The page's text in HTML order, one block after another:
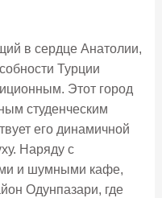
в сердце Анатолии,
Турции
Этот город
студенческим
его динамичной
Наряду с
и шумными кафе,
Одунпазари, где